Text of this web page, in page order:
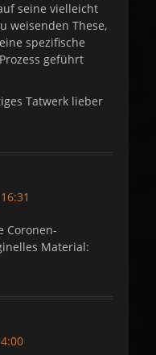
seine vielleicht
weisenden These,
spezifische
geführt
Tatwerk lieber
Coronen-
Material: